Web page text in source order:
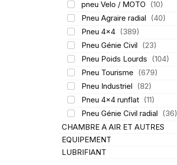
pneu Velo / MOTO (10)
Pneu Agraire radial (40)
Pneu 4x4 (389)
Pneu Génie Civil (23)
Pneu Poids Lourds (104)
Pneu Tourisme (679)
Pneu Industriel (82)
Pneu 4x4 runflat (11)
Pneu Génie Civil radial (36)
CHAMBRE A AIR ET AUTRES
EQUIPEMENT
LUBRIFIANT